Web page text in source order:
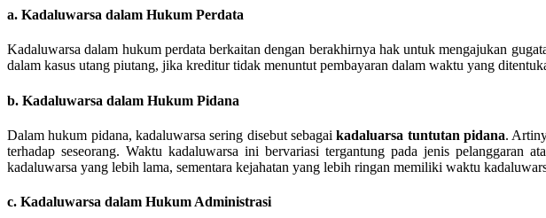
a. Kadaluwarsa dalam Hukum Perdata
Kadaluwarsa dalam hukum perdata berkaitan dengan berakhirnya hak untuk mengajukan
dalam kasus utang piutang, jika kreditur tidak menuntut pembayaran dalam waktu yang
b. Kadaluwarsa dalam Hukum Pidana
Dalam hukum pidana, kadaluwarsa sering disebut sebagaikadaluarsa tuntutan pidana.
terhadap seseorang. Waktu kadaluwarsa ini bervariasi tergantung pada jenis pelanggaran
kadaluwarsa yang lebih lama, sementara kejahatan yang lebih ringan memiliki waktu
c. Kadaluwarsa dalam Hukum Administrasi